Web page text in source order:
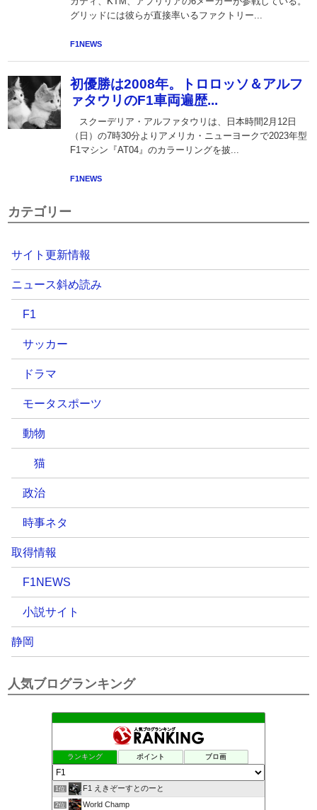
カテゴリー
サイト更新情報
ニュース斜め読み
F1
サッカー
ドラマ
モータスポーツ
動物
猫
政治
時事ネタ
取得情報
F1NEWS
小説サイト
静岡
人気ブログランキング
ランキング ポイント ブロ画
1位 F1 えきぞーすとのーと
2位 World Champ